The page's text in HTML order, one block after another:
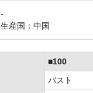
-
生産国：中国
■100
バスト